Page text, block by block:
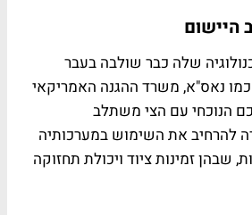
היישום
שלה כבר שולבה בעבר
נאס"א, משרד ההגנה האמריקאי
הנוכחי עם הצי משתלב
להרחיב את השימוש במערכותיה
שבהן זמינות ציוד ויכולת תחזוקה